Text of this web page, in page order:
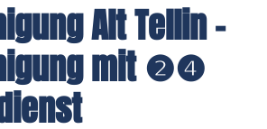
Alt Tellin -
mit ❷❹